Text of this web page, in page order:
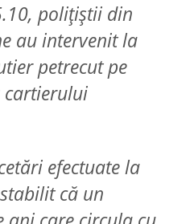
polițiștii din
au intervenit la
petrecut pe
cartierului
efectuate la
că un